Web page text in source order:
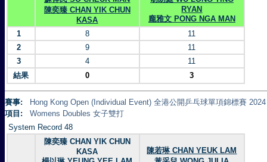
陳奕臻 CHAN YIK CHUN
KASA
RYAN
龐雅文 PONG NGA MAN
1
8
11
2
9
11
3
4
11
結果
0 3
賽事:
Hong Kong Open (Individual Event) 全港公開乒乓球單項錦標賽 2024
項目:
Womens Doubles 女子雙打
System Record 48
陳奕臻 CHAN YIK CHUN
KASA
陳若琳 CHAN YEUK LAM